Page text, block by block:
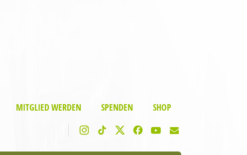
MITGLIED WERDEN SPENDEN SHOP